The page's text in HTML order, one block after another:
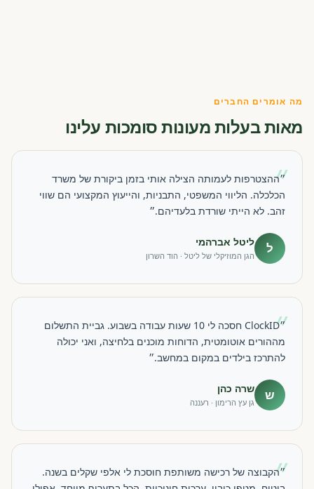
מה אומרים החברים
מאות בעלות מעונות סומכות עלינו
״
״ההצטרפות לעמותה הצילה אותי בזמן ביקורת של משרד
הכלכלה. הליווי המשפטי, התבניות, והייעוץ המקצועי הם שווי
זהב. לא הייתי שורדת בלעדיהם.״
ל ליטל אברהמי
הגן המוזיקלי של ליטל · הוד השרון
״
״ClockID חסכה לי 10 שעות עבודה בשבוע. גביית התשלום
מההורים אוטומטית, הדוחות מוכנים בלחיצה, ואני יכולה
להתרכז בילדים במקום במחשב.״
ש שרה כהן
גן עץ הרימון · רעננה
״
״הקבוצה של רכישה משותפת חוסכת לי אלפי שקלים בשנה.